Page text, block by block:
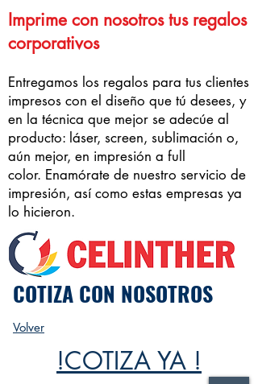
Imprime con nosotros tus regalos
corporativos
Entregamos los regalos para tus clientes
impresos con el diseño que tú desees, y
en la técnica que mejor se adecúe al
producto: láser, screen, sublimación o,
aún mejor, en impresión a full
color. Enamórate de nuestro servicio de
impresión, así como estas empresas ya
lo hicieron.
COTIZA CON NOSOTROS
Volver
!COTIZA YA !